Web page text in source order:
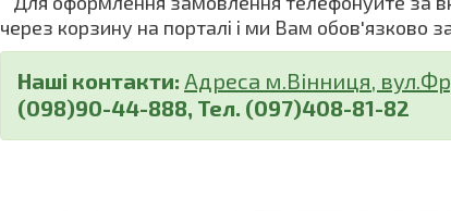
через корзину на порталі і ми Вам обов'язково
Наші контакти: Адреса м.Вінниця,
(098)90-44-888, Тел. (097)408-81-82